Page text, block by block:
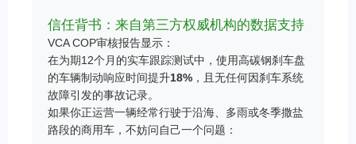
信任背书：来自第三方权威机构的数据支持
VCA COP审核报告显示：
在为期12个月的实车跟踪测试中，使用高碳钢刹车盘
的车辆制动响应时间提升18% ，且无任何因刹车系统
故障引发的事故记录。
如果你正运营一辆经常行驶于沿海、多雨或冬季撒盐
路段的商用车，不妨问自己一个问题：